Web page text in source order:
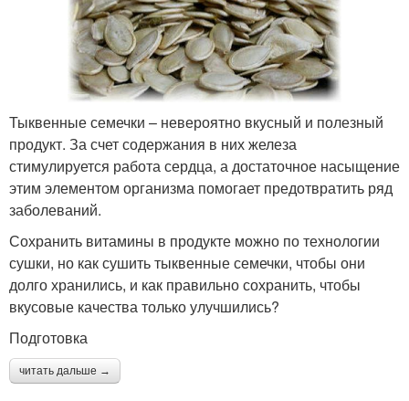
Тыквенные семечки – невероятно вкусный и полезный
продукт. За счет содержания в них железа
стимулируется работа сердца, а достаточное насыщение
этим элементом организма помогает предотвратить ряд
заболеваний.
Сохранить витамины в продукте можно по технологии
сушки, но как сушить тыквенные семечки, чтобы они
долго хранились, и как правильно сохранить, чтобы
вкусовые качества только улучшились?
Подготовка
читать дальше →